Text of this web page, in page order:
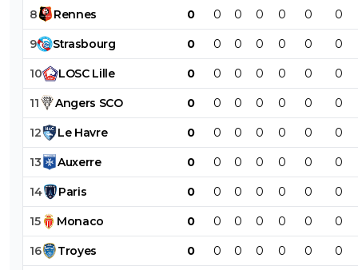
8 Rennes 0 0 0 0 0 0 0
9 Strasbourg 0 0 0 0 0 0 0
10 LOSC Lille 0 0 0 0 0 0 0
11 Angers SCO 0 0 0 0 0 0 0
12 Le Havre 0 0 0 0 0 0 0
13 Auxerre 0 0 0 0 0 0 0
14 Paris 0 0 0 0 0 0 0
15 Monaco 0 0 0 0 0 0 0
16 Troyes 0 0 0 0 0 0 0